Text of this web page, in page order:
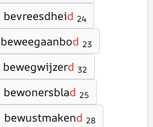
bevreesdheid 24
beweegaanbod 23
bewegwijzerd 32
bewonersblad 25
bewustmakend 28